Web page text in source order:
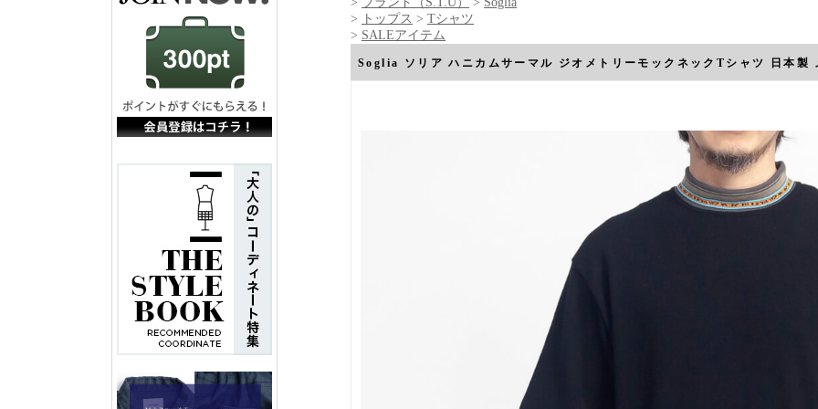
>
トップス > Tシャツ
> SALEアイテム
Soglia ソリア ハニカムサーマル ジオメトリーモックネックTシャツ 日本製